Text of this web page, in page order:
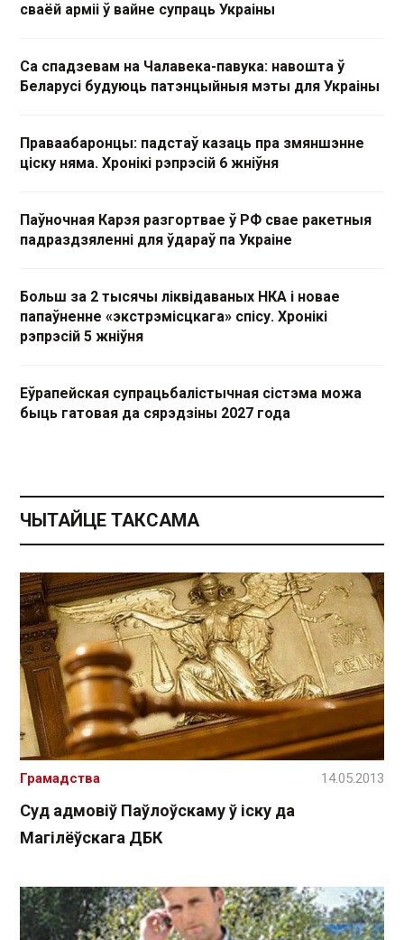
сваёй арміі ў вайне супраць Украіны
Са спадзевам на Чалавека-павука: навошта ў
Беларусі будуюць патэнцыйныя мэты для Украіны
Праваабаронцы: падстаў казаць пра змяншэнне
ціску няма. Хронікі рэпрэсій 6 жніўня
Паўночная Карэя разгортвае ў РФ свае ракетныя
падраздзяленні для ўдараў па Украіне
Больш за 2 тысячы ліквідаваных НКА і новае
папаўненне «экстрэмісцкага» спісу. Хронікі
рэпрэсій 5 жніўня
Еўрапейская супрацьбалістычная сістэма можа
быць гатовая да сярэдзіны 2027 года
ЧЫТАЙЦЕ ТАКСАМА
Суд адмовіў Паўлоўскаму ў іску да
Магілёўскага ДБК
Грамадства 14.05.2013